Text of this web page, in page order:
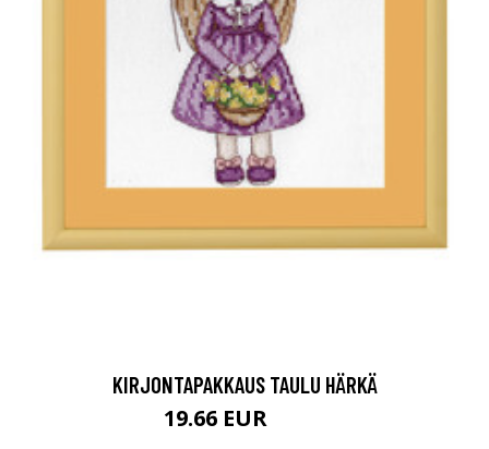
KIRJONTAPAKKAUS TAULU HÄRKÄ
19.66 EUR